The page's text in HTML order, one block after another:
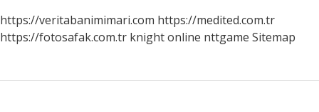
https://veritabanimimari.com https://medited.com.tr
https://fotosafak.com.tr knight online nttgame Sitemap